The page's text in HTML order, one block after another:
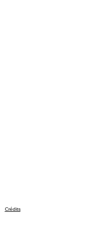
Crédits